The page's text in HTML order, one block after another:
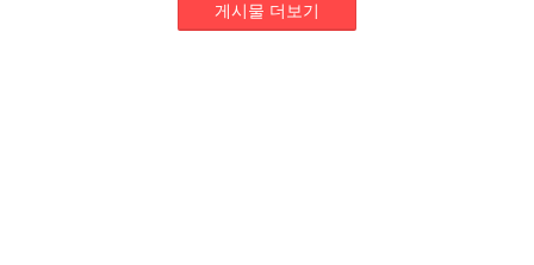
게시물 더보기